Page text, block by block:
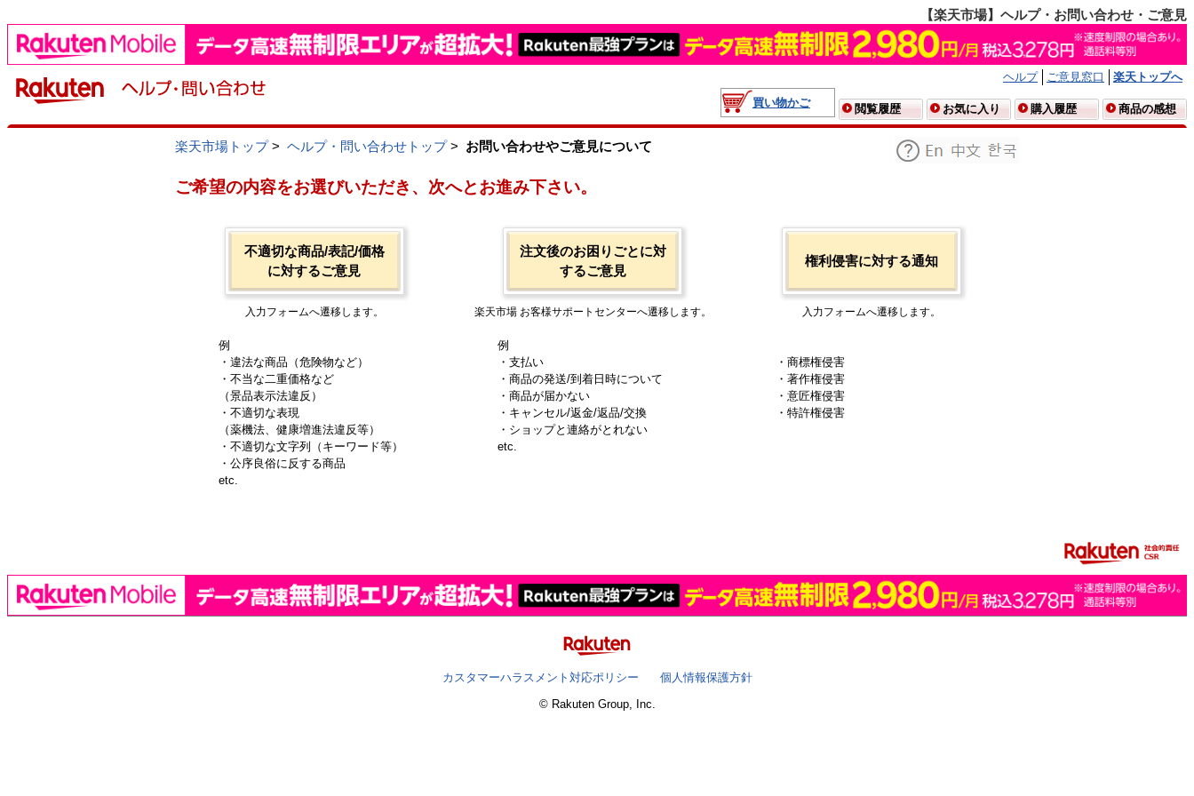
【楽天市場】ヘルプ・お問い合わせ・ご意見
ヘルプ ご意見窓口
楽天トップへ
買い物かご
閲覧履歴 お気に入り 購入履歴 商品の感想
楽天市場トップ> ヘルプ・問い合わせトップ> お問い合わせやご意見について
ご希望の内容をお選びいただき、次へとお進み下さい。
不適切な商品/表記/価格
に対するご意見
入力フォームへ遷移します。
例
・違法な商品（危険物など）
・不当な二重価格など
（景品表示法違反）
・不適切な表現
（薬機法、健康増進法違反等）
・不適切な文字列（キーワード等）
・公序良俗に反する商品
etc.
注文後のお困りごとに対
するご意見
楽天市場 お客様サポートセンターへ遷移します。
例
・支払い
・商品の発送/到着日時について
・商品が届かない
・キャンセル/返金/返品/交換
・ショップと連絡がとれない
etc.
権利侵害に対する通知
入力フォームへ遷移します。
・商標権侵害
・著作権侵害
・意匠権侵害
・特許権侵害
カスタマーハラスメント対応ポリシー
個人情報保護方針
© Rakuten Group, Inc.